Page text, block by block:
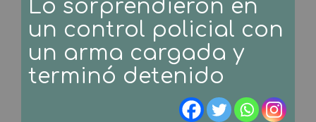
Lo sorprendieron en
un control policial con
un arma cargada y
terminó detenido